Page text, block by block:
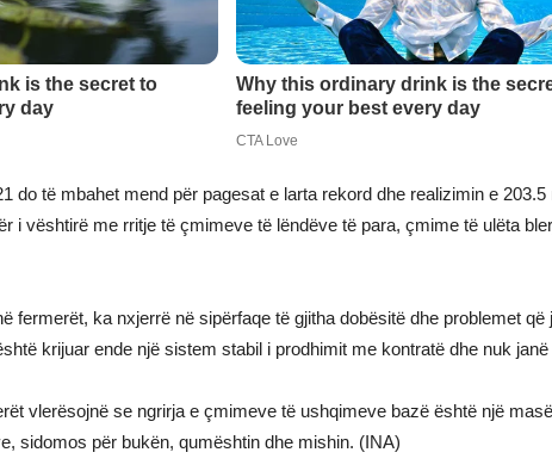
do të mbahet mend për pagesat e larta rekord dhe realizimin e
i vështirë me rritje të çmimeve të lëndëve të para, çmime të ulëta
fermerët, ka nxjerrë në sipërfaqe të gjitha dobësitë dhe problemet
krijuar ende një sistem stabil i prodhimit me kontratë dhe nuk
vlerësojnë se ngrirja e çmimeve të ushqimeve bazë është një
sidomos për bukën, qumështin dhe mishin. (INA)